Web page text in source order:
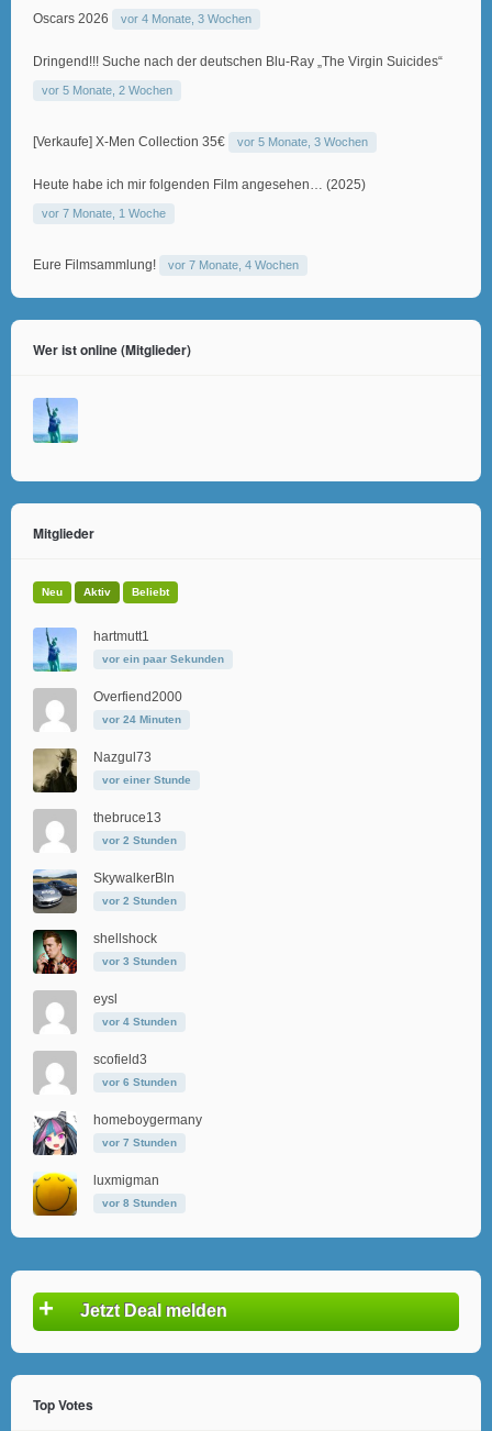
Oscars 2026 vor 4 Monate, 3 Wochen
Dringend!!! Suche nach der deutschen Blu-Ray „The Virgin Suicides“
vor 5 Monate, 2 Wochen
[Verkaufe] X-Men Collection 35€ vor 5 Monate, 3 Wochen
Heute habe ich mir folgenden Film angesehen… (2025)
vor 7 Monate, 1 Woche
Eure Filmsammlung! vor 7 Monate, 4 Wochen
Wer ist online (Mitglieder)
Mitglieder
Neu Aktiv Beliebt
hartmutt1
vor ein paar Sekunden
Overfiend2000
vor 24 Minuten
Nazgul73
vor einer Stunde
thebruce13
vor 2 Stunden
SkywalkerBln
vor 2 Stunden
shellshock
vor 3 Stunden
eysl
vor 4 Stunden
scofield3
vor 6 Stunden
homeboygermany
vor 7 Stunden
luxmigman
vor 8 Stunden
+ Jetzt Deal melden
Top Votes